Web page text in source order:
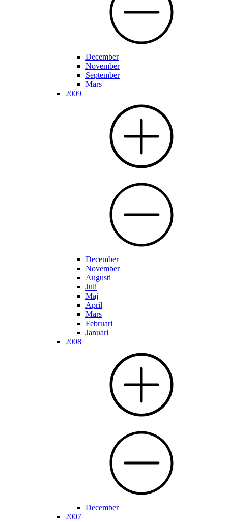
December
November
September
Mars
2009
December
November
Augusti
Juli
Maj
April
Mars
Februari
Januari
2008
December
2007